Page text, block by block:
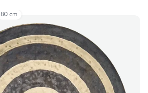
80 cm